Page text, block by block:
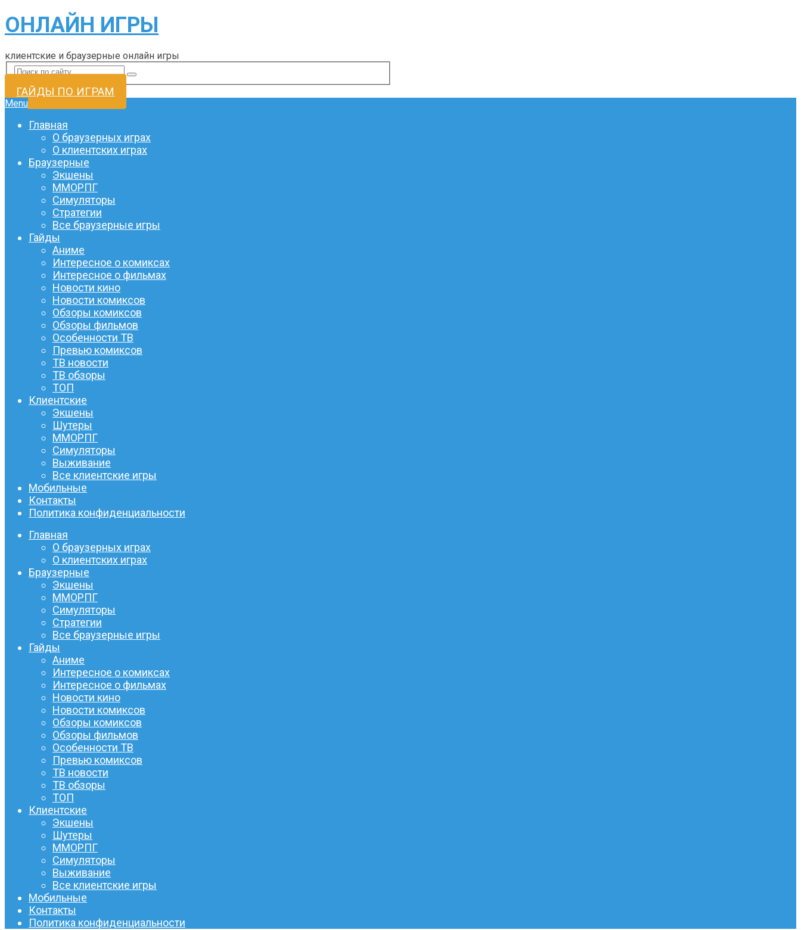
ОНЛАЙН ИГРЫ
клиентские и браузерные онлайн игры
ГАЙДЫ ПО ИГРАМ
Menu
Главная
О браузерных играх
О клиентских играх
Браузерные
Экшены
ММОРПГ
Симуляторы
Стратегии
Все браузерные игры
Гайды
Аниме
Интересное о комиксах
Интересное о фильмах
Новости кино
Новости комиксов
Обзоры комиксов
Обзоры фильмов
Особенности ТВ
Превью комиксов
ТВ новости
ТВ обзоры
ТОП
Клиентские
Экшены
Шутеры
ММОРПГ
Симуляторы
Выживание
Все клиентские игры
Мобильные
Контакты
Политика конфиденциальности
Главная
О браузерных играх
О клиентских играх
Браузерные
Экшены
ММОРПГ
Симуляторы
Стратегии
Все браузерные игры
Гайды
Аниме
Интересное о комиксах
Интересное о фильмах
Новости кино
Новости комиксов
Обзоры комиксов
Обзоры фильмов
Особенности ТВ
Превью комиксов
ТВ новости
ТВ обзоры
ТОП
Клиентские
Экшены
Шутеры
ММОРПГ
Симуляторы
Выживание
Все клиентские игры
Мобильные
Контакты
Политика конфиденциальности